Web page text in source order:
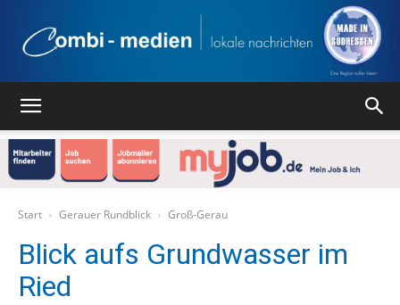
Start Gerauer Rundblick Groß-Gerau
Blick aufs Grundwasser im
Ried